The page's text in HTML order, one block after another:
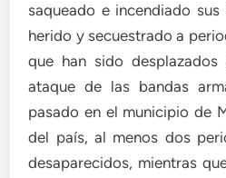
saqueado e incendiado sus
herido y secuestrado a
que han sido
ataque de las bandas
pasado en el municipio de
del país, al menos dos
desaparecidos, mientras